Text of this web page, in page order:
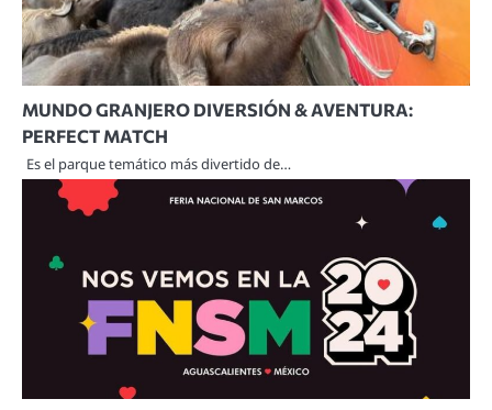
MUNDO GRANJERO DIVERSIÓN & AVENTURA:
PERFECT MATCH
Es el parque temático más divertido de…